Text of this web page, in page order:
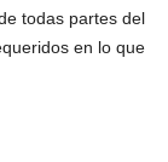
todas partes del
en lo que